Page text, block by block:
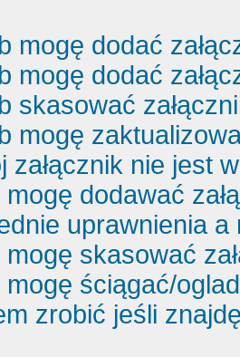
mogę dodać
mogę dodać
skasować
mogę
załącznik nie jest
dodawać
uprawnienia
skasować
ściągać/
zrobić jeśli